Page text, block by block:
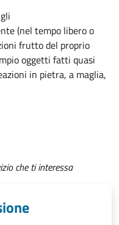
(nel tempo libero o
frutto del proprio
oggetti fatti quasi
in pietra, a maglia,
che ti interessa